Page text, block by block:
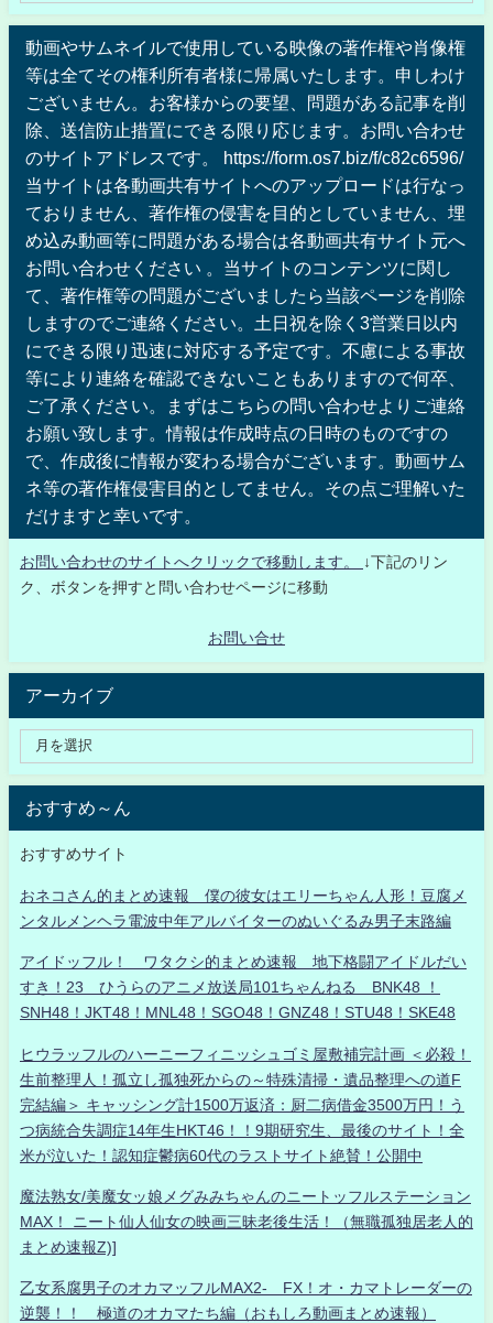
動画やサムネイルで使用している映像の著作権や肖像権
等は全てその権利所有者様に帰属いたします。申しわけ
ございません。お客様からの要望、問題がある記事を削
除、送信防止措置にできる限り応じます。お問い合わせ
のサイトアドレスです。 https://form.os7.biz/f/c82c6596/
当サイトは各動画共有サイトへのアップロードは行なっ
ておりません、著作権の侵害を目的としていません、埋
め込み動画等に問題がある場合は各動画共有サイト元へ
お問い合わせください 。当サイトのコンテンツに関し
て、著作権等の問題がございましたら当該ページを削除
しますのでご連絡ください。土日祝を除く3営業日以内
にできる限り迅速に対応する予定です。不慮による事故
等により連絡を確認できないこともありますので何卒、
ご了承ください。まずはこちらの問い合わせよりご連絡
お願い致します。情報は作成時点の日時のものですの
で、作成後に情報が変わる場合がございます。動画サム
ネ等の著作権侵害目的としてません。その点ご理解いた
だけますと幸いです。
お問い合わせのサイトへクリックで移動します。
↓下記のリン
ク、ボタンを押すと問い合わせページに移動
お問い合せ
アーカイブ
おすすめ～ん
おすすめサイト
おネコさん的まとめ速報 僕の彼女はエリーちゃん人形！豆腐メ
ンタルメンヘラ電波中年アルバイターのぬいぐるみ男子末路編
アイドッフル！ ワタクシ的まとめ速報 地下格闘アイドルだい
すき！23 ひうらのアニメ放送局101ちゃんねる BNK48 ！
SNH48！JKT48！MNL48！SGO48！GNZ48！STU48！SKE48
ヒウラッフルのハーニーフィニッシュゴミ屋敷補完計画 ＜必殺！
生前整理人！孤立し孤独死からの～特殊清掃・遺品整理への道F
完結編＞ キャッシング計1500万返済：厨二病借金3500万円！う
つ病統合失調症14年生HKT46！！9期研究生、最後のサイト！全
米が泣いた！認知症鬱病60代のラストサイト絶賛！公開中
魔法熟女/美魔女ッ娘メグみみちゃんのニートッフルステーション
MAX！ ニート仙人仙女の映画三昧老後生活！（無職孤独居老人的
まとめ速報Z)]
乙女系腐男子のオカマッフルMAX2- FX！オ・カマトレーダーの
逆襲！！ 極道のオカマたち編（おもしろ動画まとめ速報）